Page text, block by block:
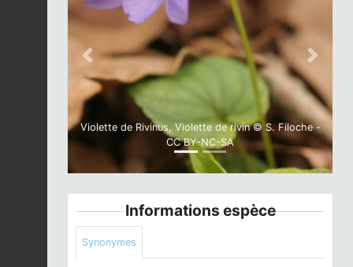
Violette de Rivinus, Violette de rivin © S. Filoche -
CC BY-NC-SA
Previous Next
Informations espèce
Synonymes